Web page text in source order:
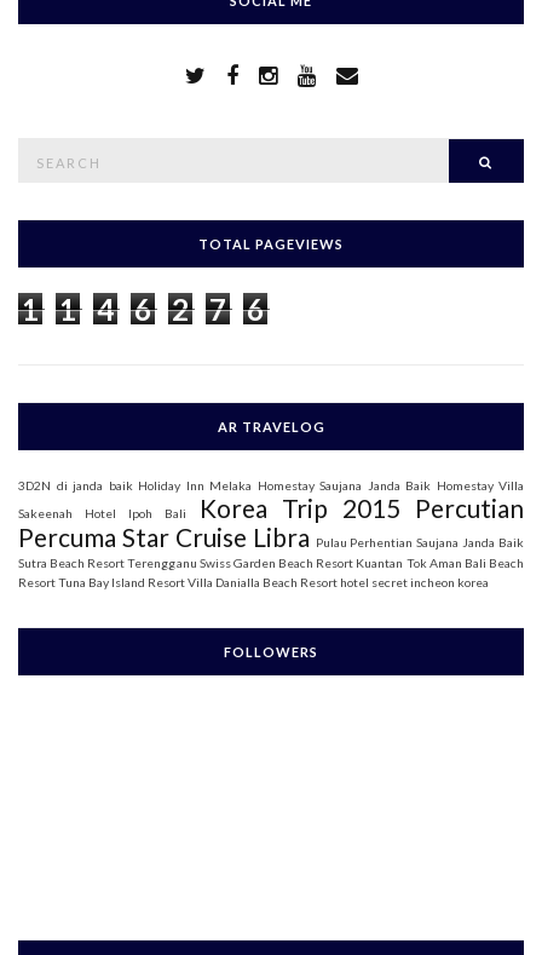
c
f
r
:
TOTAL PAGEVIEWS
1 1 4 6 2 7 6
AR TRAVELOG
3D2N di janda baik Holiday Inn Melaka Homestay Saujana Janda Baik Homestay Villa
Sakeenah
Hotel Ipoh Bali Korea Trip 2015 Percutian
Percuma Star Cruise Libra Pulau Perhentian Saujana Janda Baik
Sutra Beach Resort Terengganu Swiss Garden Beach Resort Kuantan Tok Aman Bali Beach
ResortTuna Bay Island ResortVilla Danialla Beach Resort hotel secret incheon korea
FOLLOWERS